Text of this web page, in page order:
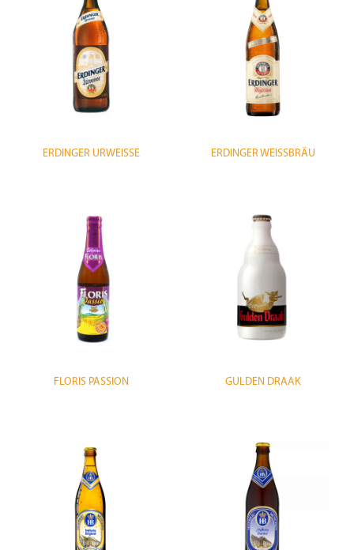
ERDINGER URWEISSE ERDINGER WEISSBRÄU
FLORIS PASSION GULDEN DRAAK